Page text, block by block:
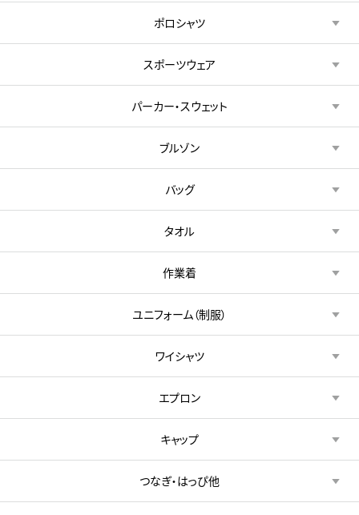
ポロシャツ
スポーツウェア
パーカー・スウェット
ブルゾン
バッグ
タオル
作業着
ユニフォーム（制服）
ワイシャツ
エプロン
キャップ
つなぎ・はっぴ他